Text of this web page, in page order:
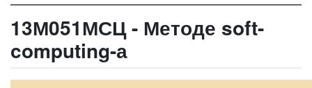
13М051МСЦ - Методе soft-
computing-а